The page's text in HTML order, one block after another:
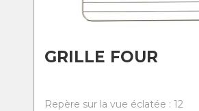
GRILLE FOUR
Repère sur la vue éclatée : 12